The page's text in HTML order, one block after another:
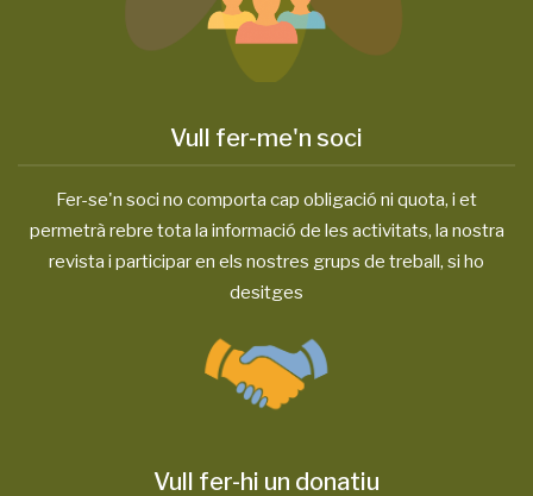
Vull fer-me'n soci
Fer-se'n soci no comporta cap obligació ni quota, i et
permetrà rebre tota la informació de les activitats, la nostra
revista i participar en els nostres grups de treball, si ho
desitges
Vull fer-hi un donatiu